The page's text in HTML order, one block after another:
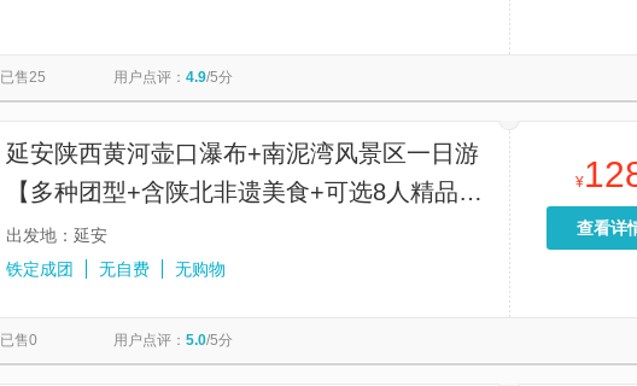
已售25 用户点评： 4.9/5分
延安陕西黄河壶口瀑布+南泥湾风景区一日游
【多种团型+含陕北非遗美食+可选8人精品
团】
出发地：延安
铁定成团
无自费 无购物
¥
查看详
已售0 用户点评： 5.0/5分